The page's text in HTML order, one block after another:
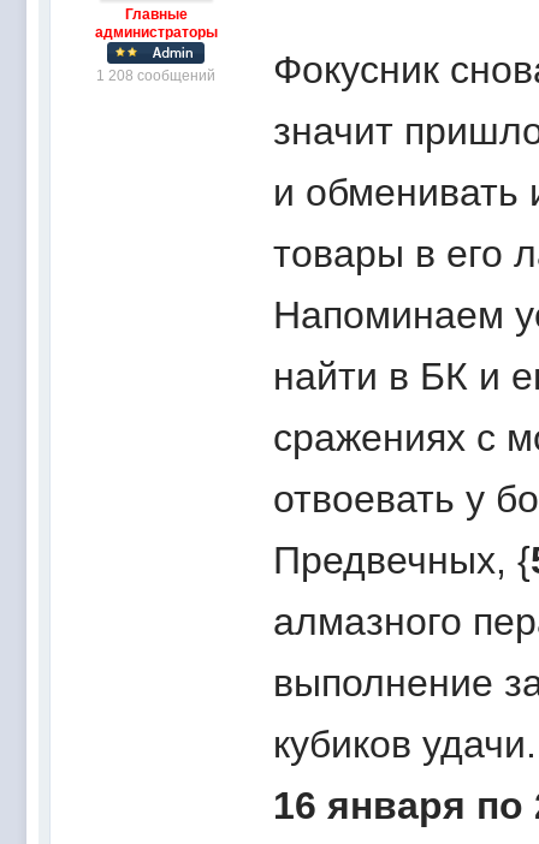
Главные
администраторы
1 208 сообщений
Фокусник
значит
и обменивать
товары в его
Напоминаем
найти в БК и
сражениях с
отвоевать у
Предвечных, {
алмазного
выполнение
кубиков
16 января